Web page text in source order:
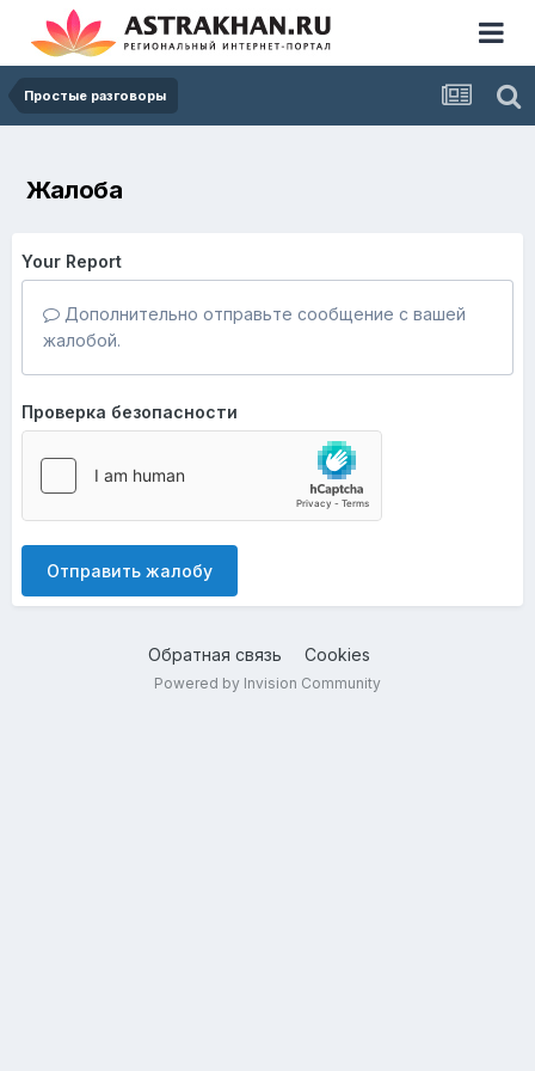
Простые разговоры
Жалоба
Your Report
Дополнительно отправьте сообщение с вашей
жалобой.
Проверка безопасности
Отправить жалобу
Обратная связь Cookies
Powered by Invision Community